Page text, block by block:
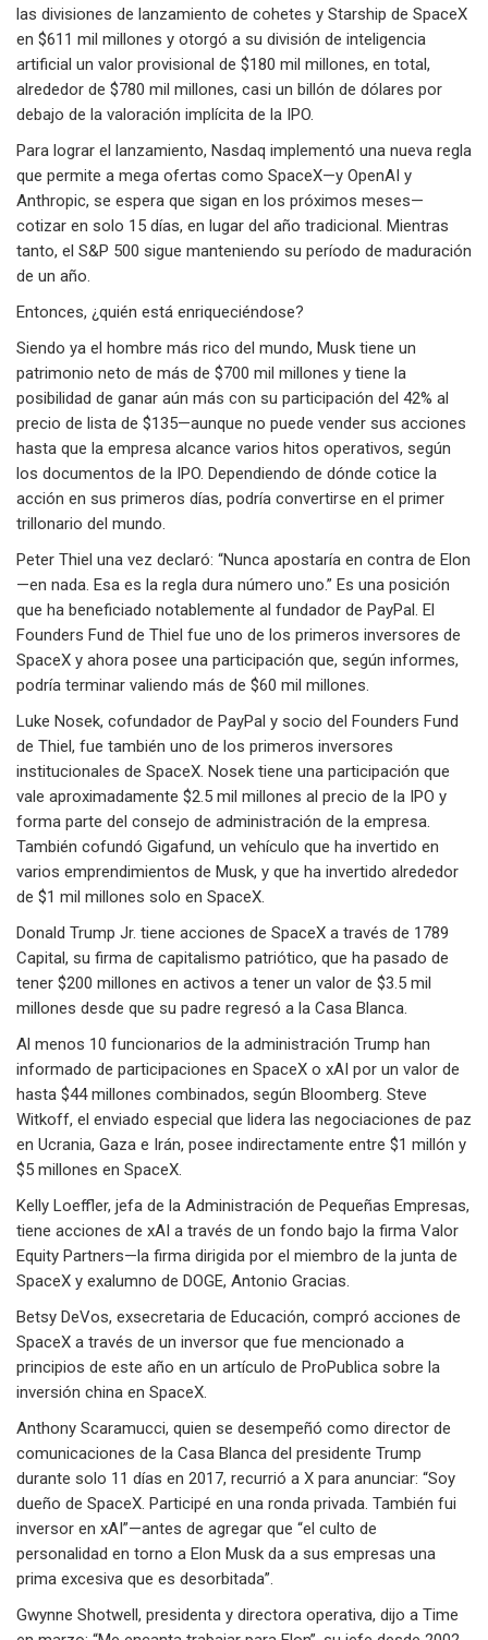
las divisiones de lanzamiento de cohetes y Starship de SpaceX
en $611 mil millones y otorgó a su división de inteligencia
artificial un valor provisional de $180 mil millones, en total,
alrededor de $780 mil millones, casi un billón de dólares por
debajo de la valoración implícita de la IPO.
Para lograr el lanzamiento, Nasdaq implementó una nueva regla
que permite a mega ofertas como SpaceX—y OpenAI y
Anthropic, se espera que sigan en los próximos meses—
cotizar en solo 15 días, en lugar del año tradicional. Mientras
tanto, el S&P 500 sigue manteniendo su período de maduración
de un año.
Entonces, ¿quién está enriqueciéndose?
Siendo ya el hombre más rico del mundo, Musk tiene un
patrimonio neto de más de $700 mil millones y tiene la
posibilidad de ganar aún más con su participación del 42% al
precio de lista de $135—aunque no puede vender sus acciones
hasta que la empresa alcance varios hitos operativos, según
los documentos de la IPO. Dependiendo de dónde cotice la
acción en sus primeros días, podría convertirse en el primer
trillonario del mundo.
Peter Thiel una vez declaró: “Nunca apostaría en contra de Elon
—en nada. Esa es la regla dura número uno.” Es una posición
que ha beneficiado notablemente al fundador de PayPal. El
Founders Fund de Thiel fue uno de los primeros inversores de
SpaceX y ahora posee una participación que, según informes,
podría terminar valiendo más de $60 mil millones.
Luke Nosek, cofundador de PayPal y socio del Founders Fund
de Thiel, fue también uno de los primeros inversores
institucionales de SpaceX. Nosek tiene una participación que
vale aproximadamente $2.5 mil millones al precio de la IPO y
forma parte del consejo de administración de la empresa.
También cofundó Gigafund, un vehículo que ha invertido en
varios emprendimientos de Musk, y que ha invertido alrededor
de $1 mil millones solo en SpaceX.
Donald Trump Jr. tiene acciones de SpaceX a través de 1789
Capital, su firma de capitalismo patriótico, que ha pasado de
tener $200 millones en activos a tener un valor de $3.5 mil
millones desde que su padre regresó a la Casa Blanca.
Al menos 10 funcionarios de la administración Trump han
informado de participaciones en SpaceX o xAI por un valor de
hasta $44 millones combinados, según Bloomberg. Steve
Witkoff, el enviado especial que lidera las negociaciones de paz
en Ucrania, Gaza e Irán, posee indirectamente entre $1 millón y
$5 millones en SpaceX.
Kelly Loeffler, jefa de la Administración de Pequeñas Empresas,
tiene acciones de xAI a través de un fondo bajo la firma Valor
Equity Partners—la firma dirigida por el miembro de la junta de
SpaceX y exalumno de DOGE, Antonio Gracias.
Betsy DeVos, exsecretaria de Educación, compró acciones de
SpaceX a través de un inversor que fue mencionado a
principios de este año en un artículo de ProPublica sobre la
inversión china en SpaceX.
Anthony Scaramucci, quien se desempeñó como director de
comunicaciones de la Casa Blanca del presidente Trump
durante solo 11 días en 2017, recurrió a X para anunciar: “Soy
dueño de SpaceX. Participé en una ronda privada. También fui
inversor en xAI”—antes de agregar que “el culto de
personalidad en torno a Elon Musk da a sus empresas una
prima excesiva que es desorbitada”.
Gwynne Shotwell, presidenta y directora operativa, dijo a Time